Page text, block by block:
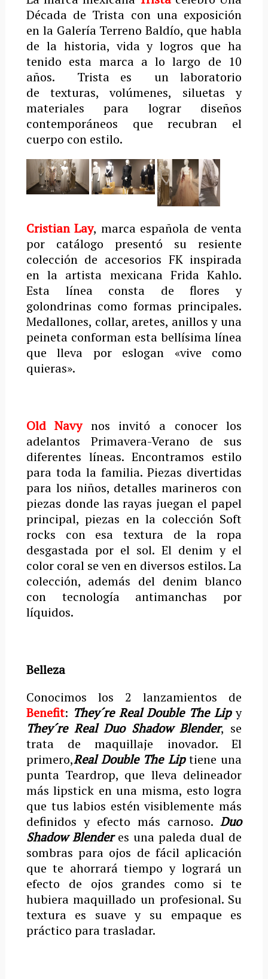
Década de Trista con una exposición
en la Galería Terreno Baldío, que habla
de la historia, vida y logros que ha
tenido esta marca a lo largo de 10
años. Trista es un laboratorio
de texturas, volúmenes, siluetas y
materiales para lograr diseños
contemporáneos que recubran el
cuerpo con estilo.
Cristian Lay, marca española de venta
por catálogo presentó su resiente
colección de accesorios FK inspirada
en la artista mexicana Frida Kahlo.
Esta línea consta de flores y
golondrinas como formas principales.
Medallones, collar, aretes, anillos y una
peineta conforman esta bellísima línea
que lleva por eslogan «vive como
quieras».
Old Navy nos invitó a conocer los
adelantos Primavera-Verano de sus
diferentes líneas. Encontramos estilo
para toda la familia. Piezas divertidas
para los niños, detalles marineros con
piezas donde las rayas juegan el papel
principal, piezas en la colección Soft
rocks con esa textura de la ropa
desgastada por el sol. El denim y el
color coral se ven en diversos estilos. La
colección, además del denim blanco
con tecnología antimanchas por
líquidos.
Belleza
Conocimos los 2 lanzamientos de
Benefit: They´re Real Double The Lipy
They´re Real Duo Shadow Blender, se
trata de maquillaje inovador. El
primero,Real Double The Liptiene una
punta Teardrop, que lleva delineador
más lipstick en una misma, esto logra
que tus labios estén visiblemente más
definidos y efecto más carnoso.Duo
Shadow Blenderes una paleda dual de
sombras para ojos de fácil aplicación
que te ahorrará tiempo y logrará un
efecto de ojos grandes como si te
hubiera maquillado un profesional. Su
textura es suave y su empaque es
práctico para trasladar.